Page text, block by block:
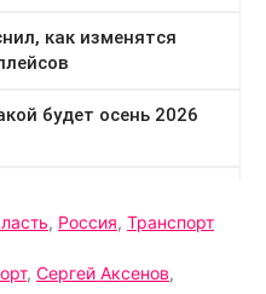
, Россия, Транспорт
, Сергей Аксенов,